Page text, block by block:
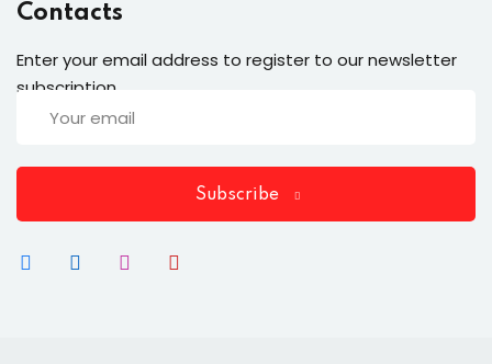
Contacts
Enter your email address to register to our newsletter
subscription
Subscribe